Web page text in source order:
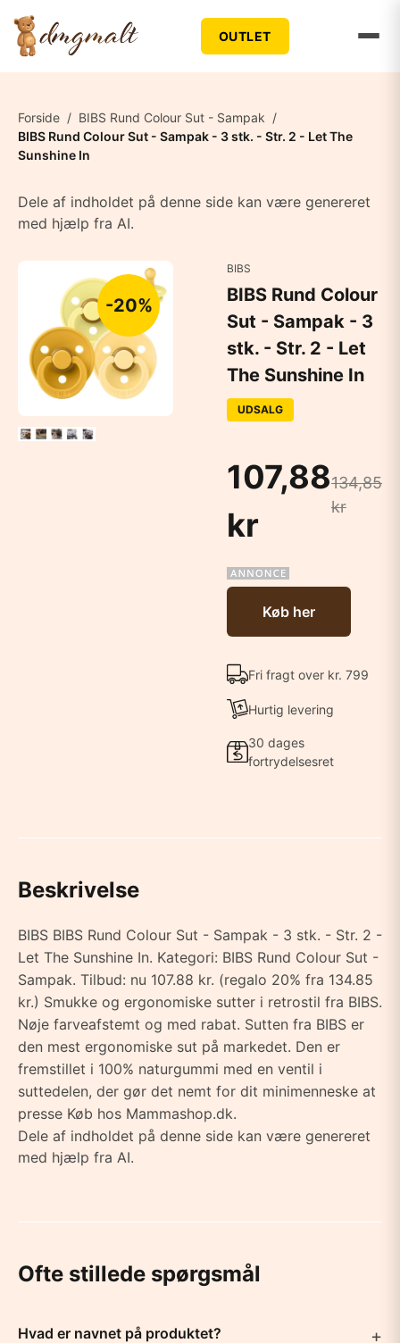
OUTLET
Forside / BIBS Rund Colour Sut - Sampak /
BIBS Rund Colour Sut - Sampak - 3 stk. - Str. 2 - Let The
Sunshine In
Dele af indholdet på denne side kan være genereret
med hjælp fra AI.
-20%
BIBS
BIBS Rund Colour
Sut - Sampak - 3
stk. - Str. 2 - Let
The Sunshine In
UDSALG
107,88
kr
134,85
kr
Køb her
Fri fragt over kr. 799
Hurtig levering
30 dages
fortrydelsesret
Beskrivelse
BIBS BIBS Rund Colour Sut - Sampak - 3 stk. - Str. 2 -
Let The Sunshine In. Kategori: BIBS Rund Colour Sut -
Sampak. Tilbud: nu 107.88 kr. (regalo 20% fra 134.85
kr.) Smukke og ergonomiske sutter i retrostil fra BIBS.
Nøje farveafstemt og med rabat. Sutten fra BIBS er
den mest ergonomiske sut på markedet. Den er
fremstillet i 100% naturgummi med en ventil i
suttedelen, der gør det nemt for dit minimenneske at
presse Køb hos Mammashop.dk.
Dele af indholdet på denne side kan være genereret
med hjælp fra AI.
Ofte stillede spørgsmål
Hvad er navnet på produktet?